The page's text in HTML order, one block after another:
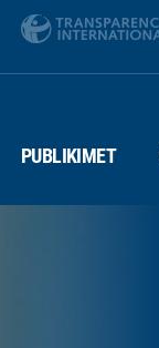
PUBLIKIMET